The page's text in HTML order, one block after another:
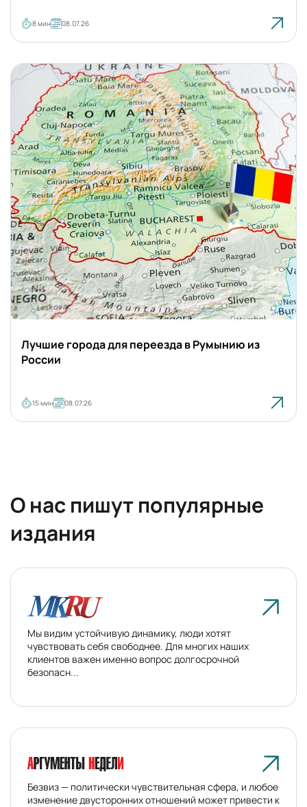
8 мин 08.07.26
Румыния
Лучшие города для переезда в Румынию из
России
15 мин 08.07.26
О нас пишутпопулярные
издания
Мы видим устойчивую динамику, люди хотят
чувствовать себя свободнее. Для многих наших
клиентов важен именно вопрос долгосрочной
безопасн...
Безвиз — политически чувствительная сфера, и любое
изменение двусторонних отношений может привести к